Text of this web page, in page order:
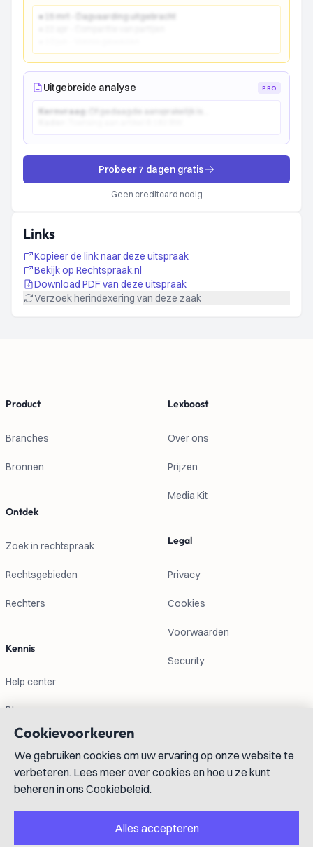
● 15 mrt - Dagvaarding uitgebracht
Uitgebreide analyse PRO
Kernvraag:
Probeer 7 dagen gratis
Geen creditcard nodig
Links
Kopieer de link naar deze uitspraak
Bekijk op Rechtspraak.nl
Download PDF van deze uitspraak
Verzoek herindexering van deze zaak
Product
Branches
Bronnen
Ontdek
Zoek in rechtspraak
Rechtsgebieden
Rechters
Kennis
Help center
Blog
Lexboost
Over ons
Prijzen
Media Kit
Legal
Privacy
Cookies
Voorwaarden
Security
Contactgegevens
info@lexboost.com
Cookievoorkeuren
We gebruiken cookies om uw ervaring op onze website te
verbeteren. Lees meer over cookies en hoe u ze kunt
beheren in ons Cookiebeleid.
Alles accepteren